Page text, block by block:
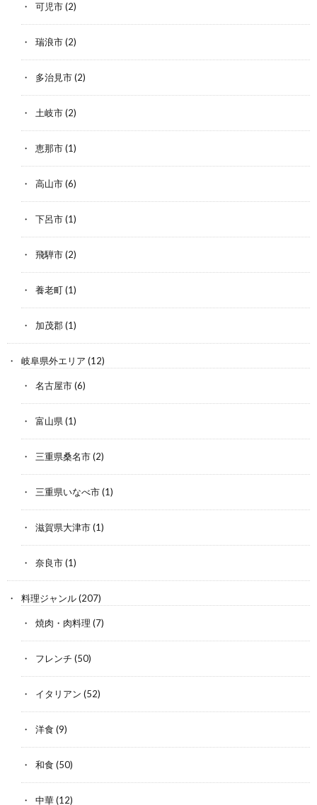
可児市(2)
瑞浪市(2)
多治見市(2)
土岐市(2)
恵那市(1)
高山市(6)
下呂市(1)
飛騨市(2)
養老町(1)
加茂郡(1)
岐阜県外エリア (12)
名古屋市(6)
富山県(1)
三重県桑名市(2)
三重県いなべ市(1)
滋賀県大津市(1)
奈良市(1)
料理ジャンル(207)
焼肉・肉料理 (7)
フレンチ (50)
イタリアン (52)
洋食 (9)
和食 (50)
中華(12)